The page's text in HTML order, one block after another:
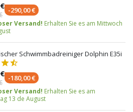
-290,00 €
Versand! Erhalten Sie es am Mittwoch
Schwimmbadreiniger Dolphin E35i
-180,00 €
Versand! Erhalten Sie es am
13 de August